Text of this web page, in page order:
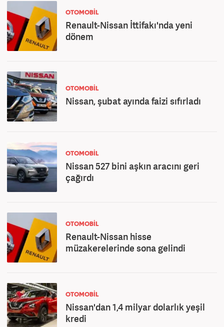
OTOMOBİL
Renault-Nissan İttifakı'nda yeni
dönem
OTOMOBİL
Nissan, şubat ayında faizi sıfırladı
OTOMOBİL
Nissan 527 bini aşkın aracını geri
çağırdı
OTOMOBİL
Renault-Nissan hisse
müzakerelerinde sona gelindi
OTOMOBİL
Nissan'dan 1,4 milyar dolarlık yeşil
kredi